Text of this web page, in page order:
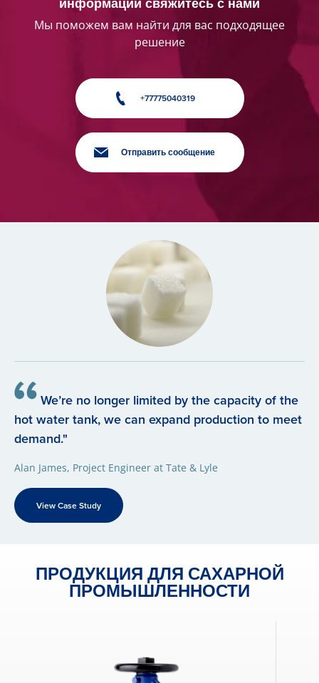
Мы поможем вам найти для вас подходящее
решение
+77775040319
Отправить сообщение
We’re no longer limited by the capacity of the
hot water tank, we can expand production to meet
demand."
Alan James, Project Engineer at Tate & Lyle
View Case Study
ПРОДУКЦИЯ ДЛЯ САХАРНОЙ
ПРОМЫШЛЕННОСТИ